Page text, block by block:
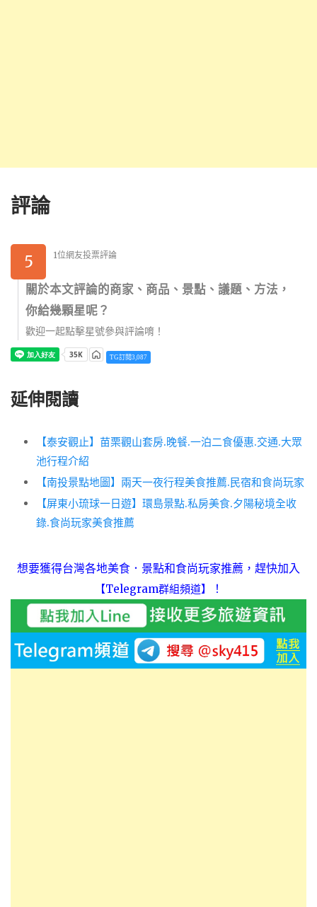
評論
5 1位網友投票評論
關於本文評論的商家、商品、景點、議題、方法，
你給幾顆星呢？
歡迎一起點擊星號參與評論唷！
TG訂閱3,087
延伸閱讀
【泰安觀止】苗栗觀山套房.晚餐.一泊二食優惠.交通.大眾
池行程介紹
【南投景點地圖】兩天一夜行程美食推薦.民宿和食尚玩家
【屏東小琉球一日遊】環島景點.私房美食.夕陽秘境全收
錄.食尚玩家美食推薦
想要獲得台灣各地美食．景點和食尚玩家推薦，趕快加入
【Telegram群組頻道】 ！